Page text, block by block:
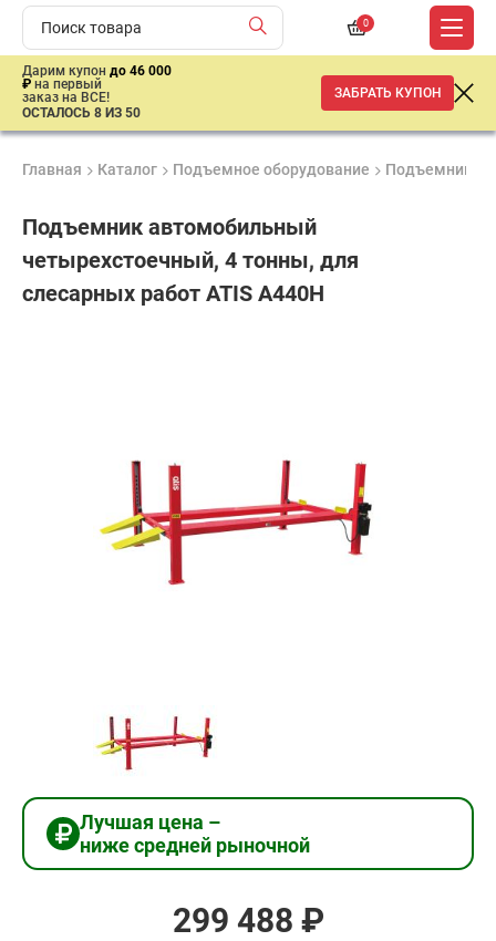
0
Дарим купон до 46 000
₽ на первый
заказ на ВСЕ!
ОСТАЛОСЬ 8 ИЗ 50
ЗАБРАТЬ КУПОН
Главная Каталог Подъемное оборудование Подъемники
Подъемник автомобильный
четырехстоечный, 4 тонны, для
слесарных работ ATIS А440H
Лучшая цена –
ниже средней рыночной
299 488 ₽
средней
рыночной
Добавить в корзину
Купить в 1 клик
В кредит от 9 983 руб/